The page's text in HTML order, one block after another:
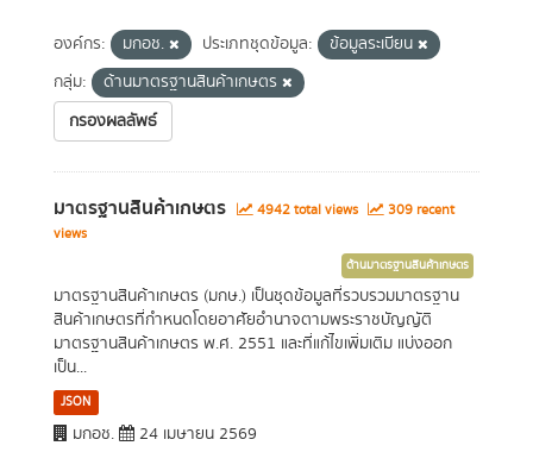
องค์กร: มกอช. ประเภทชุดข้อมูล:
ข้อมูลระเบียน
กลุ่ม:
ด้านมาตรฐานสินค้าเกษตร
กรองผลลัพธ์
มาตรฐานสินค้าเกษตร 4942 total views
309 recent
views
ด้านมาตรฐานสินค้าเกษตร
มาตรฐานสินค้าเกษตร (มกษ.) เป็นชุดข้อมูลที่รวบรวมมาตรฐาน
สินค้าเกษตรที่กำหนดโดยอาศัยอำนาจตามพระราชบัญญัติ
มาตรฐานสินค้าเกษตร พ.ศ. 2551 และที่แก้ไขเพิ่มเติม แบ่งออก
เป็น...
JSON
มกอช. 24 เมษายน 2569